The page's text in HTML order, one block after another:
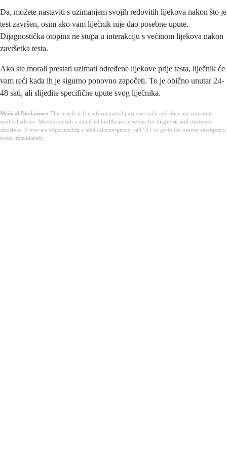
Da, možete nastaviti s uzimanjem svojih redovitih lijekova nakon što je
test završen, osim ako vam liječnik nije dao posebne upute.
Dijagnostička otopina ne stupa u interakciju s većinom lijekova nakon
završetka testa.
Ako ste morali prestati uzimati određene lijekove prije testa, liječnik će
vam reći kada ih je sigurno ponovno započeti. To je obično unutar 24-
48 sati, ali slijedite specifične upute svog liječnika.
Medical Disclaimer: This article is for informational purposes only and does not constitute
medical advice. Always consult a qualified healthcare provider for diagnosis and treatment
decisions. If you are experiencing a medical emergency, call 911 or go to the nearest emergency
room immediately.